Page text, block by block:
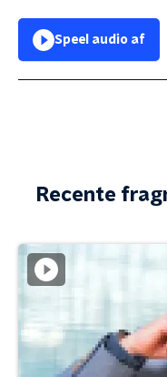
Speel audio af
Recente